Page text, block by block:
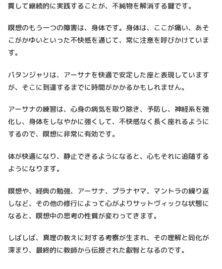
貫して継続的に実践することが、不純物を解消する鍵です。
瞑想のもう一つの障害は、身体です。身体は、ここが痛い、あそ
こがかゆいといった不快感を通じて、常に注意を呼びかけていま
す。
パタンジャリは、アーサナを快適で安定した座と表現しています
が、そこに到達するまでに時間がかかるかもしれません。
アーサナの練習は、心身の病気を取り除き、予防し、神経系を強
化し、身体をしなやかに強くして、不快感なく長く座れるように
するので、瞑想に非常に有効です。
体が快適になり、静止できるようになると、心もそれに追随する
ようになります。
瞑想や、経典の勉強、アーサナ、プラナヤマ、マントラの繰り返
しなど、その他の修行によって心がよりサットヴィックな状態に
なると、瞑想中の思考の性質が変わってきます。
しばしば、真理の教えに対する考察が生まれ、その理解と同化が
深まり、最終的に教師から伝授された叡智となるのです。